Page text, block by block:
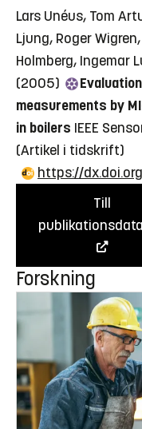
Lars Unéus, Tom
Ljung, Roger
Holmberg, Ingemar
(2005)
measurements by
in boilers IEEE
(Artikel i tidskrift)
https://
Till
Forskning